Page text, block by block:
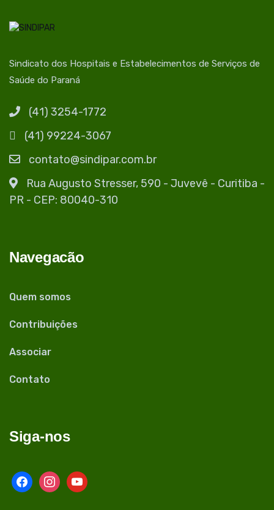
Sindicato dos Hospitais e Estabelecimentos de Serviços de
Saúde do Paraná
(41) 3254-1772
(41) 99224-3067
contato@sindipar.com.br
Rua Augusto Stresser, 590 - Juvevê - Curitiba -
PR - CEP: 80040-310
Navegacão
Quem somos
Contribuições
Associar
Contato
Siga-nos
facebookinstagram
youtube